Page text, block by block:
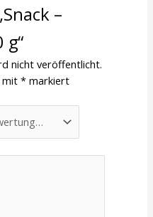
–
g“
nicht veröffentlicht.
mit* markiert